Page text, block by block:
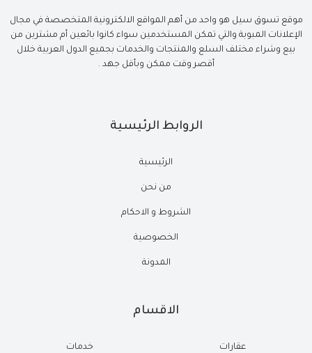
موقع تسوق سيل هو واحد من أهم المواقع الالكترونية المتخصصة في مجال
الإعلانات المبوبة والتي تمكن المستخدمين سواء كانوا بائعين أم مشترين من
بيع وشراء مختلف السلع والمنتجات والخدمات بجميع الدول العربية خلال
أقصر وقت ممكن وبأقل جهد .
الروابط الرئيسية
الرئيسية
من نحن
الشروط و الاحكام
الخصوصية
المدونة
الاقسام
عقارات خدمات